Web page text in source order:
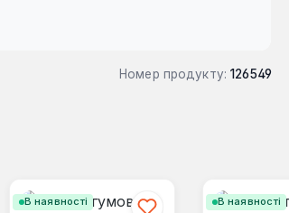
Номер продукту: 126549
В наявності В наявності